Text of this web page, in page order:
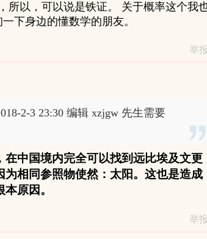
所以，可以说是铁证。 关于概率这个我
下身边的懂数学的朋友。
举报
2-3 23:30 编辑 xzjgw 先生需要
中国境内完全可以找到远比埃及文更
相同参照物使然：太阳。这也是造成
原因。
举报